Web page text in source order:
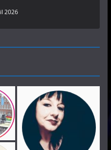
2026